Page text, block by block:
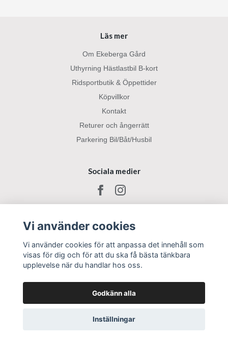
Läs mer
Om Ekeberga Gård
Uthyrning Hästlastbil B-kort
Ridsportbutik & Öppettider
Köpvillkor
Kontakt
Returer och ångerrätt
Parkering Bil/Båt/Husbil
Sociala medier
Vi använder cookies
Vi använder cookies för att anpassa det innehåll som
visas för dig och för att du ska få bästa tänkbara
upplevelse när du handlar hos oss.
Godkänn alla
Inställningar